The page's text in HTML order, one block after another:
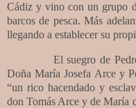
Cádiz y vino con un grupo
barcos de pesca. Más
llegando a establecer su
El suegro de
Doña María Josefa Arce y
“un rico hacendado y
don Tomás Arce y de María